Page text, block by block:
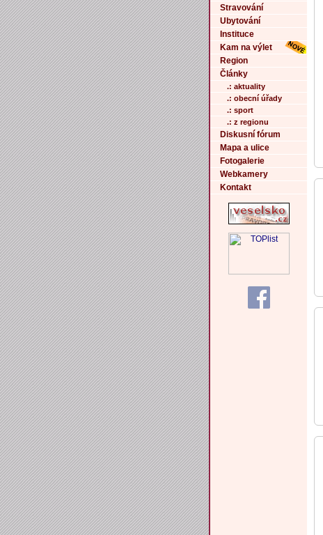
Stravování
Ubytování
Instituce
Kam na výlet
Region
Články
.: aktuality
.: obecní úřady
.: sport
.: z regionu
Diskusní fórum
Mapa a ulice
Fotogalerie
Webkamery
Kontakt